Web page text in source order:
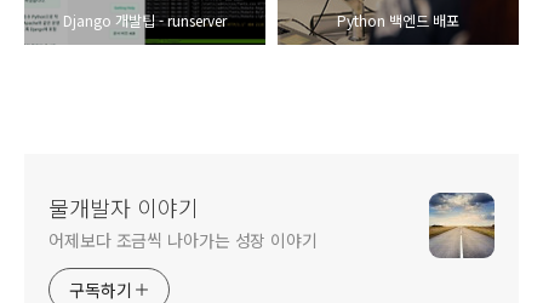
Django 개발팁 - runserver Python 백엔드 배포
물개발자 이야기
어제보다 조금씩 나아가는 성장 이야기
구독하기